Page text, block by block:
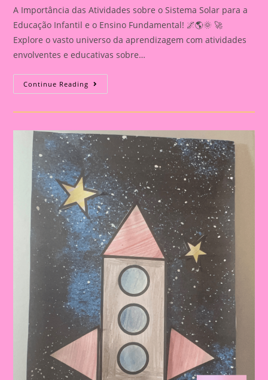
A Importância das Atividades sobre o Sistema Solar para a
Educação Infantil e o Ensino Fundamental! 🌌🌎🌞 🚀
Explore o vasto universo da aprendizagem com atividades
envolventes e educativas sobre…
Continue Reading Atividade
Sistema